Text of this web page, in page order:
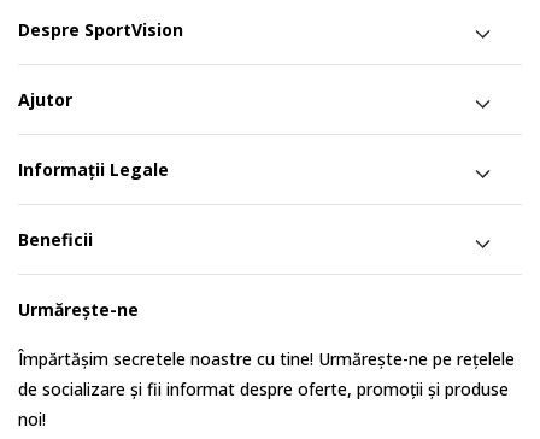
Despre SportVision
Ajutor
Informații Legale
Beneficii
Urmărește-ne
Împărtășim secretele noastre cu tine! Urmărește-ne pe rețelele
de socializare și fii informat despre oferte, promoții și produse
noi!